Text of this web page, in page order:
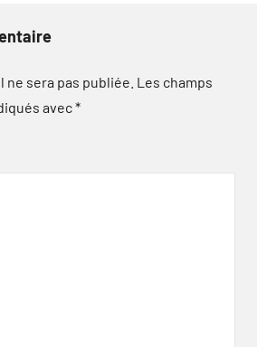
sera pas publiée. Les champs
avec*